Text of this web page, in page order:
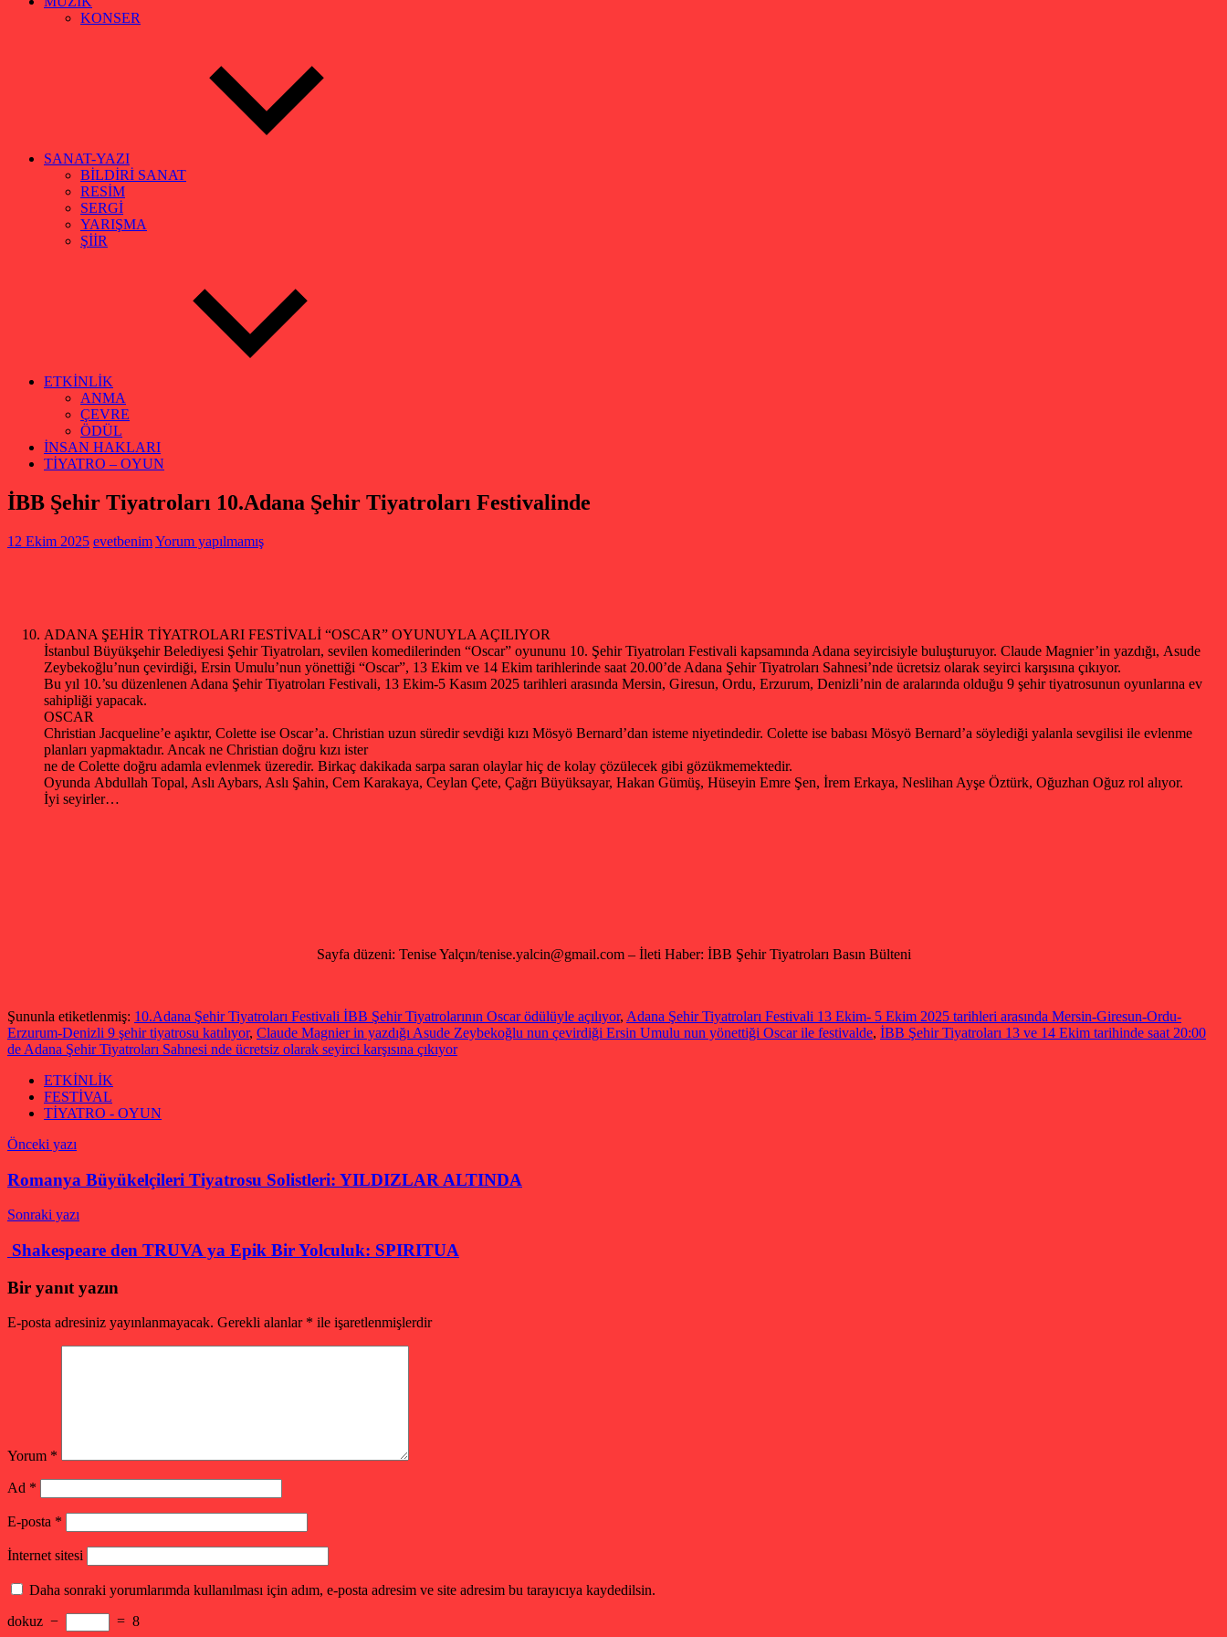
KONSER
SANAT-YAZI
BİLDİRİ SANAT
RESİM
SERGİ
YARIŞMA
ŞİİR
ETKİNLİK
ANMA
ÇEVRE
ÖDÜL
İNSAN HAKLARI
TİYATRO – OYUN
İBB Şehir Tiyatroları 10.Adana Şehir Tiyatroları Festivalinde
12 Ekim 2025 evetbenimYorum yapılmamış
ADANA ŞEHİR TİYATROLARI FESTİVALİ “OSCAR” OYUNUYLA AÇILIYOR
İstanbul Büyükşehir Belediyesi Şehir Tiyatroları, sevilen komedilerinden “Oscar” oyununu 10. Şehir Tiyatroları Festivali kapsamında Adana seyircisiyle buluşturuyor. Claude Magnier’in yazdığı, Asude
Zeybekoğlu’nun çevirdiği, Ersin Umulu’nun yönettiği “Oscar”, 13 Ekim ve 14 Ekim tarihlerinde saat 20.00’de Adana Şehir Tiyatroları Sahnesi’nde ücretsiz olarak seyirci karşısına çıkıyor.
Bu yıl 10.’su düzenlenen Adana Şehir Tiyatroları Festivali, 13 Ekim-5 Kasım 2025 tarihleri arasında Mersin, Giresun, Ordu, Erzurum, Denizli’nin de aralarında olduğu 9 şehir tiyatrosunun oyunlarına ev
sahipliği yapacak.
OSCAR
Christian Jacqueline’e aşıktır, Colette ise Oscar’a. Christian uzun süredir sevdiği kızı Mösyö Bernard’dan isteme niyetindedir. Colette ise babası Mösyö Bernard’a söylediği yalanla sevgilisi ile evlenme
planları yapmaktadır. Ancak ne Christian doğru kızı ister
ne de Colette doğru adamla evlenmek üzeredir. Birkaç dakikada sarpa saran olaylar hiç de kolay çözülecek gibi gözükmemektedir.
Oyunda Abdullah Topal, Aslı Aybars, Aslı Şahin, Cem Karakaya, Ceylan Çete, Çağrı Büyüksayar, Hakan Gümüş, Hüseyin Emre Şen, İrem Erkaya, Neslihan Ayşe Öztürk, Oğuzhan Oğuz rol alıyor.
İyi seyirler…
Sayfa düzeni: Tenise Yalçın/tenise.yalcin@gmail.com – İleti Haber: İBB Şehir Tiyatroları Basın Bülteni
Şununla etiketlenmiş: 10.Adana Şehir Tiyatroları Festivali İBB Şehir Tiyatrolarının Oscar ödülüyle açılıyor, Adana Şehir Tiyatroları Festivali 13 Ekim- 5 Ekim 2025 tarihleri arasında Mersin-Giresun-Ordu-
Erzurum-Denizli 9 şehir tiyatrosu katılıyor, Claude Magnier in yazdığı Asude Zeybekoğlu nun çevirdiği Ersin Umulu nun yönettiği Oscar ile festivalde, İBB Şehir Tiyatroları 13 ve 14 Ekim tarihinde saat 20:00
de Adana Şehir Tiyatroları Sahnesi nde ücretsiz olarak seyirci karşısına çıkıyor
ETKİNLİK
FESTİVAL
TİYATRO - OYUN
Yazı
gezinmesi
Önceki yazı
Romanya Büyükelçileri Tiyatrosu Solistleri: YILDIZLAR ALTINDA
Sonraki yazı
Shakespeare den TRUVA ya Epik Bir Yolculuk: SPIRITUA
Bir yanıt yazın
E-posta adresiniz yayınlanmayacak. Gerekli alanlar * ile işaretlenmişlerdir
Yorum *
Ad *
E-posta *
İnternet sitesi
Daha sonraki yorumlarımda kullanılması için adım, e-posta adresim ve site adresim bu tarayıcıya kaydedilsin.
dokuz − = 8